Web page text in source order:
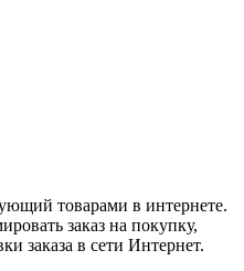
товарами в интернете.
заказ на покупку,
заказа в сети Интернет.